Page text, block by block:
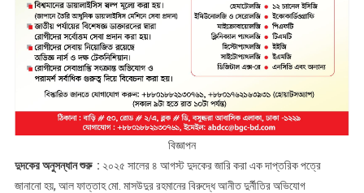
বিজ্ঞাপন
দুদকের অনুসন্ধান শুরু : ২০২৫ সালের ৪ আগস্ট দুদকের জারি করা এক দাপ্তরিক পত্রে
জানানো হয়, আল ফাত্তাহ মো. মাসউদুর রহমানের বিরুদ্ধে আনীত দুর্নীতির অভিযোগ